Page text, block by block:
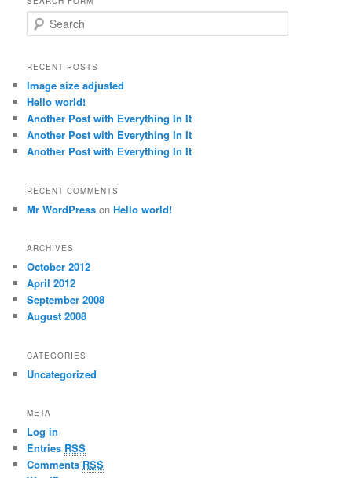
e
r
h
RECENT POSTS
Image size adjusted
Hello world!
Another Post with Everything In It
Another Post with Everything In It
Another Post with Everything In It
RECENT COMMENTS
Mr WordPress onHello world!
ARCHIVES
October 2012
April 2012
September 2008
August 2008
CATEGORIES
Uncategorized
META
Log in
Entries RSS
Comments RSS